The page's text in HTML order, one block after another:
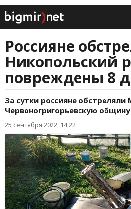
Россияне
Никопольский
повреждены 8
За сутки россияне
Червоногригорьевскую
25 сентября 2022, 14:22